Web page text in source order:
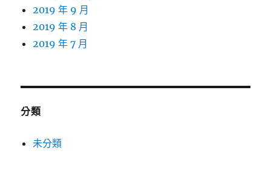
2019 年 9 月
2019 年 8 月
2019 年 7 月
分類
未分類